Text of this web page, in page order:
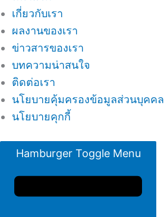
เกี่ยวกับเรา
ผลงานของเรา
ข่าวสารของเรา
บทความน่าสนใจ
ติดต่อเรา
นโยบายคุ้มครองข้อมูลส่วนบุคคล
นโยบายคุกกี้
Hamburger Toggle Menu